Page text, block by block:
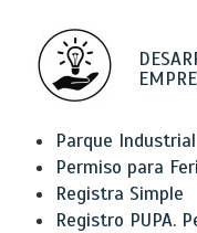
Parque
Permiso para
Registra Simple
Registro PUPA.